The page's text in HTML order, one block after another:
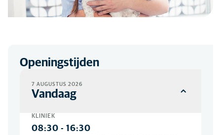
Openingstijden
7 AUGUSTUS 2026
Vandaag
KLINIEK
08:30 - 16:30